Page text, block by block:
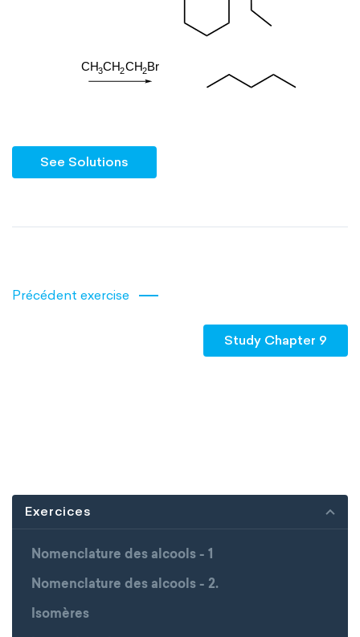
See Solutions
Précédent exercise
Study Chapter 9
Exercices
Nomenclature des alcools - 1
Nomenclature des alcools - 2.
Isomères